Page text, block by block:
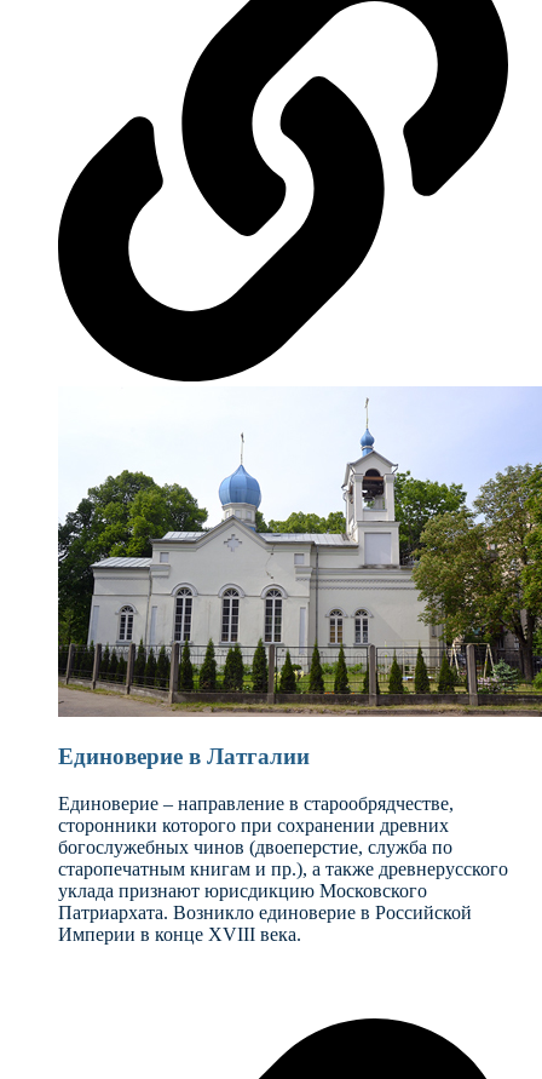
Единоверие в Латгалии
Единоверие – направление в старообрядчестве,
сторонники которого при сохранении древних
богослужебных чинов (двоеперстие, служба по
старопечатным книгам и пр.), а также древнерусского
уклада признают юрисдикцию Московского
Патриархата. Возникло единоверие в Российской
Империи в конце XVIII века.